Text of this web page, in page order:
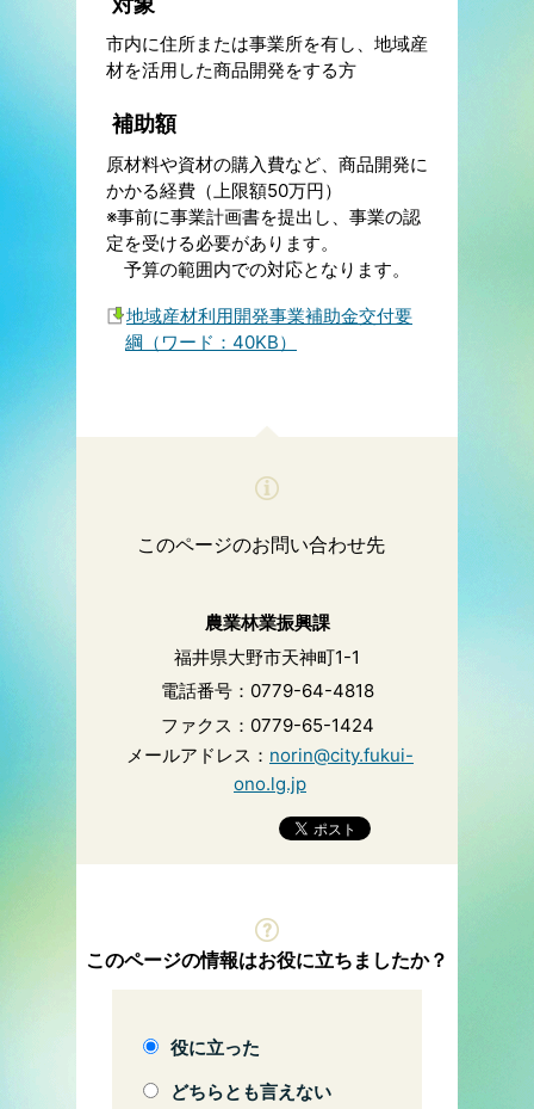
市内に住所または事業所を有し、地域産
材を活用した商品開発をする方
補助額
原材料や資材の購入費など、商品開発に
かかる経費（上限額50万円）
※事前に事業計画書を提出し、事業の認
定を受ける必要があります。
予算の範囲内での対応となります。
地域産材利用開発事業補助金交付要
綱（ワード：40KB）
このページのお問い合わせ先
農業林業振興課
福井県大野市天神町1-1
電話番号：0779-64-4818
ファクス：0779-65-1424
メールアドレス： norin@city.fukui-
ono.lg.jp
このページの情報はお役に立ちましたか？
役に立った
どちらとも言えない